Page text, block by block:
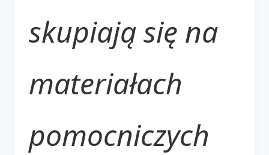
skupiają się na
materiałach
pomocniczych